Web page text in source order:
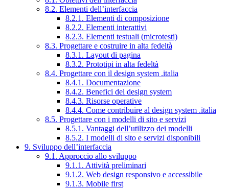
8.2. Elementi dell’interfaccia
8.2.1. Elementi di composizione
8.2.2. Elementi interattivi
8.2.3. Elementi testuali (microtesti)
8.3. Progettare e costruire in alta fedeltà
8.3.1. Layout di pagina
8.3.2. Prototipi in alta fedeltà
8.4. Progettare con il design system .italia
8.4.1. Documentazione
8.4.2. Benefici del design system
8.4.3. Risorse operative
8.4.4. Come contribuire al design system .italia
8.5. Progettare con i modelli di sito e servizi
8.5.1. Vantaggi dell’utilizzo dei modelli
8.5.2. I modelli di sito e servizi disponibili
9. Sviluppo dell’interfaccia
9.1. Approccio allo sviluppo
9.1.1. Attività preliminari
9.1.2. Web design responsivo e accessibile
9.1.3. Mobile first